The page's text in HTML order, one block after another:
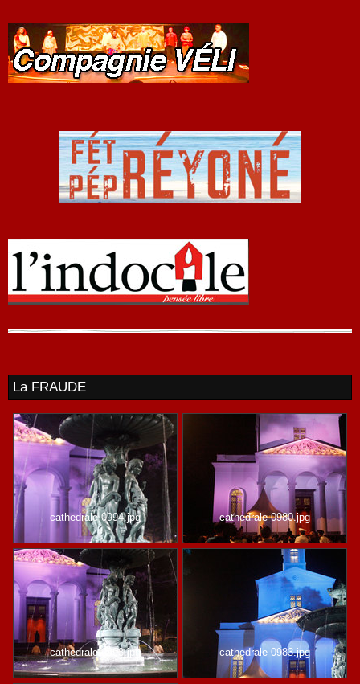
La FRAUDE
cathedrale-0994.jpg cathedrale-0980.jpg
cathedrale-0993.jpg cathedrale-0983.jpg